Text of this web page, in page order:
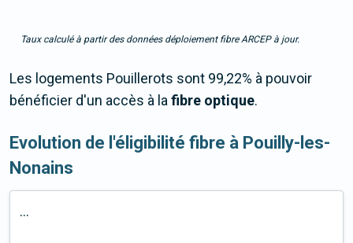
Taux calculé à partir des données déploiement fibre ARCEP à jour.
Les logements Pouillerots sont 99,22% à pouvoir
bénéficier d'un accès à lafibre optique.
Evolution de l'éligibilité fibre à Pouilly-les-
Nonains
...